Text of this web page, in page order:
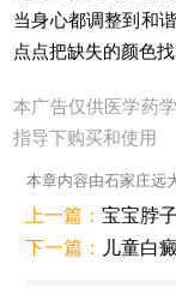
当身心都调整到和
点点把缺失的颜色找
本广告仅供医学药
指导下购买和使用
本章内容由石家庄远
上一篇：宝宝脖
下一篇：
儿童白